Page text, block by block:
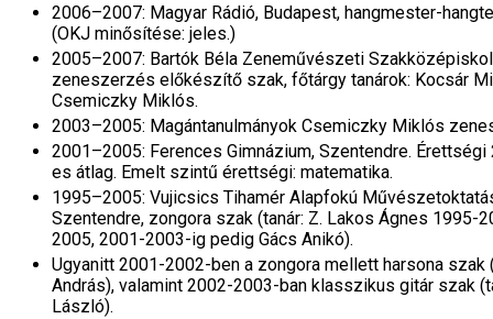
2006–2007: Magyar Rádió, Budapest, hangmester-
(OKJ minősítése: jeles.)
2005–2007: Bartók Béla Zeneművészeti
zeneszerzés előkészítő szak, főtárgy tanárok: Kocsár
Csemiczky Miklós.
2003–2005: Magántanulmányok Csemiczky Miklós
2001–2005: Ferences Gimnázium, Szentendre. Érettségi
es átlag. Emelt szintű érettségi: matematika.
1995–2005: Vujicsics Tihamér Alapfokú
Szentendre, zongora szak (tanár: Z. Lakos Ágnes 1995-
2005, 2001-2003-ig pedig Gács Anikó).
Ugyanitt 2001-2002-ben a zongora mellett harsona szak
András), valamint 2002-2003-ban klasszikus gitár szak
László).